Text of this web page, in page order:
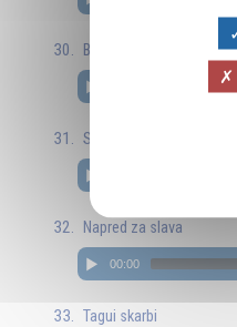
Bojiata lioubov me ozari
Sila zdrave e bogatsvo
Napred za slava
00:00
Tagui skarbi